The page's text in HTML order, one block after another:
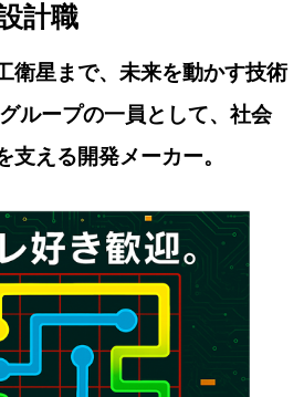
計職
衛星まで、未来を動かす技術
ループの一員として、社会
支える開発メーカー。